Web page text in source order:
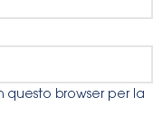
questo browser per la